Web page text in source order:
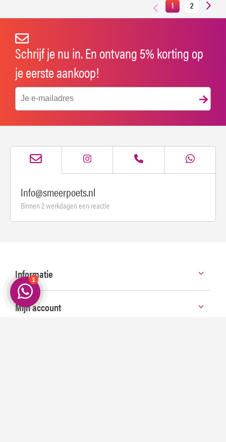
1 2
Schrijf je nu in. En ontvang 5% korting op
je eerste aankoop!
Info@smeerpoets.nl
Binnen 2 werkdagen een reactie
Informatie
Mijn account